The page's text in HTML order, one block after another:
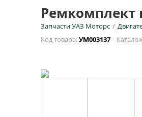
Ремкомплект
Запчасти УАЗ Моторс /
Код товара:УМ003137